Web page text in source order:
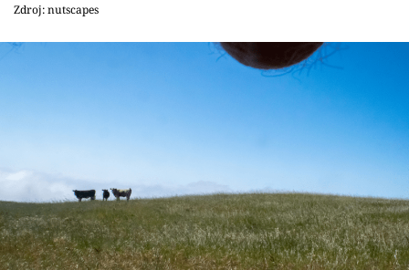
Videa
Sledujte nás
Zdroj: nutscapes